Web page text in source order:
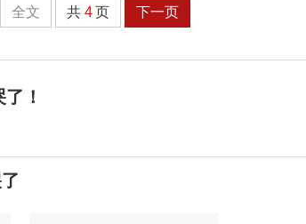
全文 共 4 页 下一页
！